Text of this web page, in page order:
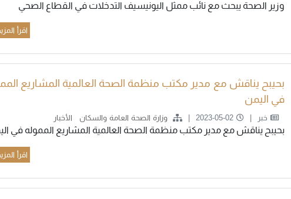
وزير الصحة يبحث مع نائب ممثل اليونيسيف التدخلات في القطاع الصحي
اقرأ
بحيبح يناقش مع مدير مكتب منظمة الصحة العالمية المشاريع
في اليمن
خبر 2023-05-02 وزارة الصحة العامة والسكان الأخبار
بحيبح يناقش مع مدير مكتب منظمة الصحة العالمية المشاريع المموله في
اقرأ